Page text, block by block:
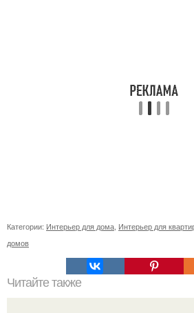
Категории: Интерьер для дома, Интерьер для
домов
Читайте также